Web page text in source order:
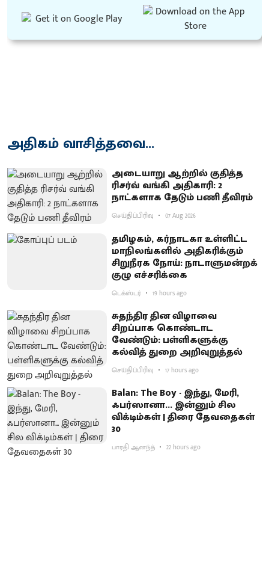
அதிகம் வாசித்தவை...
அடையாறு ஆற்றில் குதித்த
ரிசர்வ் வங்கி அதிகாரி: 2
நாட்களாக தேடும் பணி தீவிரம்
செய்திப்பிரிவு 07 Aug 2026
தமிழகம், கர்நாடகா உள்ளிட்ட
மாநிலங்களில் அதிகரிக்கும்
சிறுநீரக நோய்: நாடாளுமன்றக்
குழு எச்சரிக்கை
டெக்ஸ்டர் 19 hours ago
சுதந்திர தின விழாவை
சிறப்பாக கொண்டாட
வேண்டும்: பள்ளிகளுக்கு
கல்வித் துறை அறிவுறுத்தல்
செய்திப்பிரிவு 17 hours ago
Balan: The Boy - இந்து, மேரி,
ஃபர்ஸானா... இன்னும் சில
விக்டிம்கள் | திரை தேவதைகள்
30
பாரதி ஆனந்த் 22 hours ago